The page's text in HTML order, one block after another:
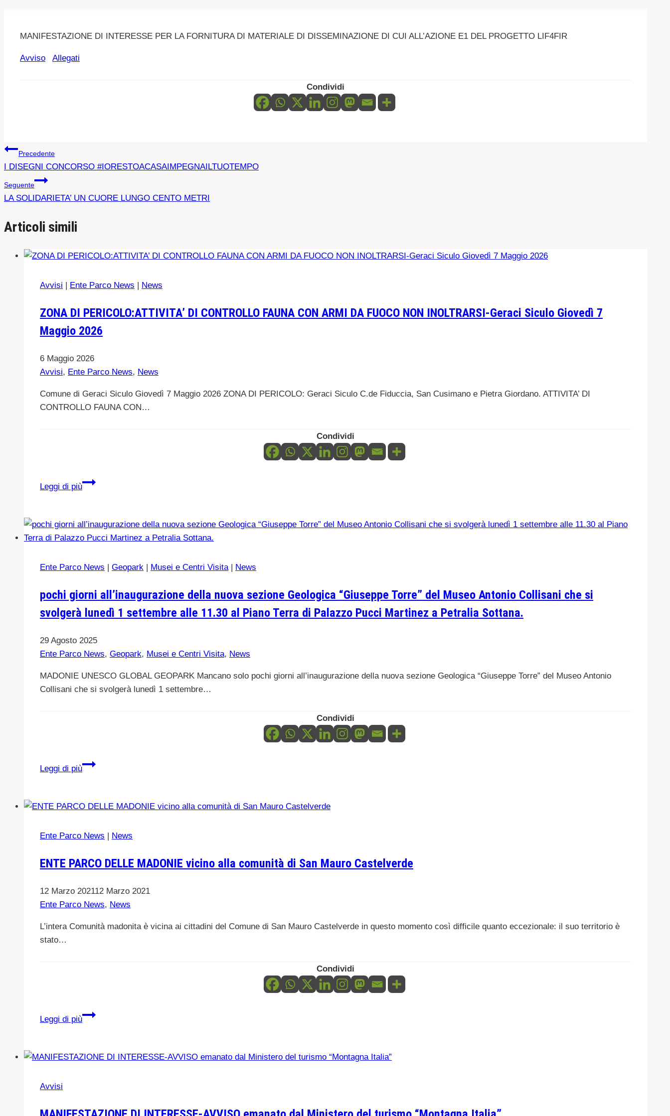
MANIFESTAZIONE DI INTERESSE PER LA FORNITURA DI MATERIALE DI DISSEMINAZIONE DI CUI ALL’AZIONE E1 DEL PROGETTO LIF4FIR
Avviso Allegati
Condividi
Navigazione
articoli
Precedente
I DISEGNI CONCORSO #IORESTOACASAIMPEGNAILTUOTEMPO
Seguente
LA SOLIDARIETA’ UN CUORE LUNGO CENTO METRI
Articoli simili
Avvisi | Ente Parco News | News
ZONA DI PERICOLO:ATTIVITA’ DI CONTROLLO FAUNA CON ARMI DA FUOCO NON INOLTRARSI-Geraci Siculo Giovedì 7
Maggio 2026
6 Maggio 2026
Avvisi, Ente Parco News, News
Comune di Geraci Siculo Giovedì 7 Maggio 2026 ZONA DI PERICOLO: Geraci Siculo C.de Fiduccia, San Cusimano e Pietra Giordano. ATTIVITA’ DI
CONTROLLO FAUNA CON…
Condividi
Leggi di più
ZONA
DI
CONTROLLO
CON
FUOCO
NON
Geraci
Siculo
Ente Parco News | Geopark | Musei e Centri Visita | News
pochi giorni all’inaugurazione della nuova sezione Geologica “Giuseppe Torre” del Museo Antonio Collisani che si
svolgerà lunedì 1 settembre alle 11.30 al Piano Terra di Palazzo Pucci Martinez a Petralia Sottana.
29 Agosto 2025
Ente Parco News, Geopark, Musei e Centri Visita, News
MADONIE UNESCO GLOBAL GEOPARK Mancano solo pochi giorni all’inaugurazione della nuova sezione Geologica “Giuseppe Torre” del Museo Antonio
Collisani che si svolgerà lunedì 1 settembre…
Condividi
Leggi di più
pochi
della
sezione
“Giuseppe
Torre”
Antonio
Collisani
alle
Piano
Pucci
Ente Parco News | News
ENTE PARCO DELLE MADONIE vicino alla comunità di San Mauro Castelverde
12 Marzo 202112 Marzo 2021
Ente Parco News, News
L’intera Comunità madonita è vicina ai cittadini del Comune di San Mauro Castelverde in questo momento così difficile quanto eccezionale: il suo territorio è
stato…
Condividi
Leggi di più
ENTE
MADONIE
di
Avvisi